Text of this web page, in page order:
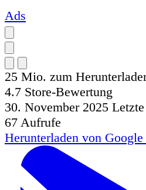
Ads
25 Mio. zum
4.7 Store-Bewertung
30. November 2025
67 Aufrufe
Herunterladen von